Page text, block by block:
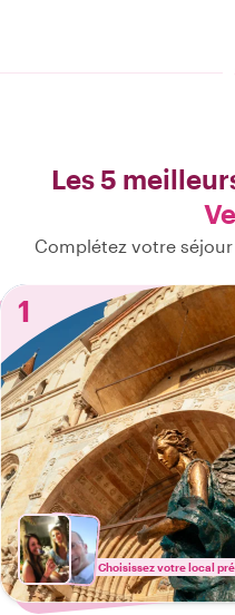
Les 5
Complétez votre
1
Choisissez votre local